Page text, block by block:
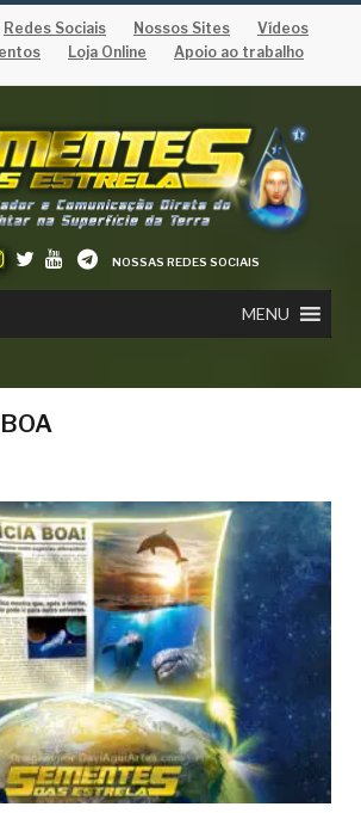
Redes Sociais Nossos Sites
Vídeos
Loja Online Apoio ao trabalho
NOSSAS REDES SOCIAIS
MENU